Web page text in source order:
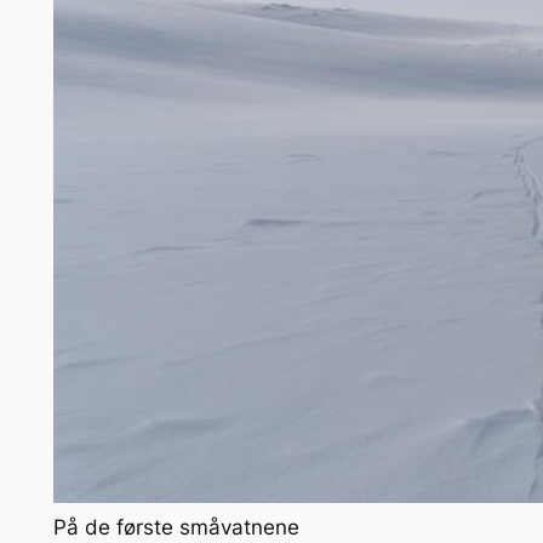
På de første småvatnene